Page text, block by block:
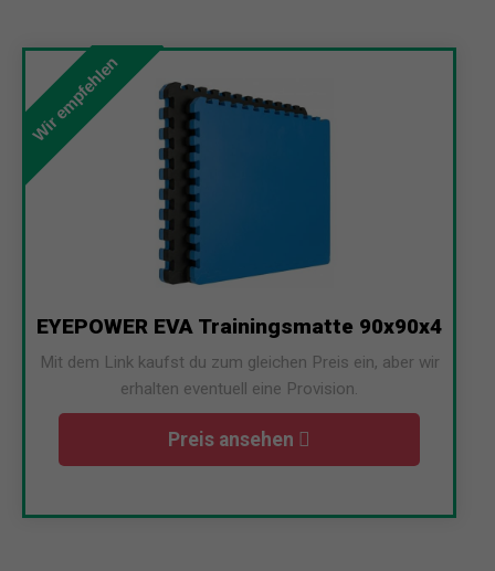
Wir empfehlen
EYEPOWER EVA Trainingsmatte 90x90x4
Mit dem Link kaufst du zum gleichen Preis ein, aber wir
erhalten eventuell eine Provision.
Preis ansehen